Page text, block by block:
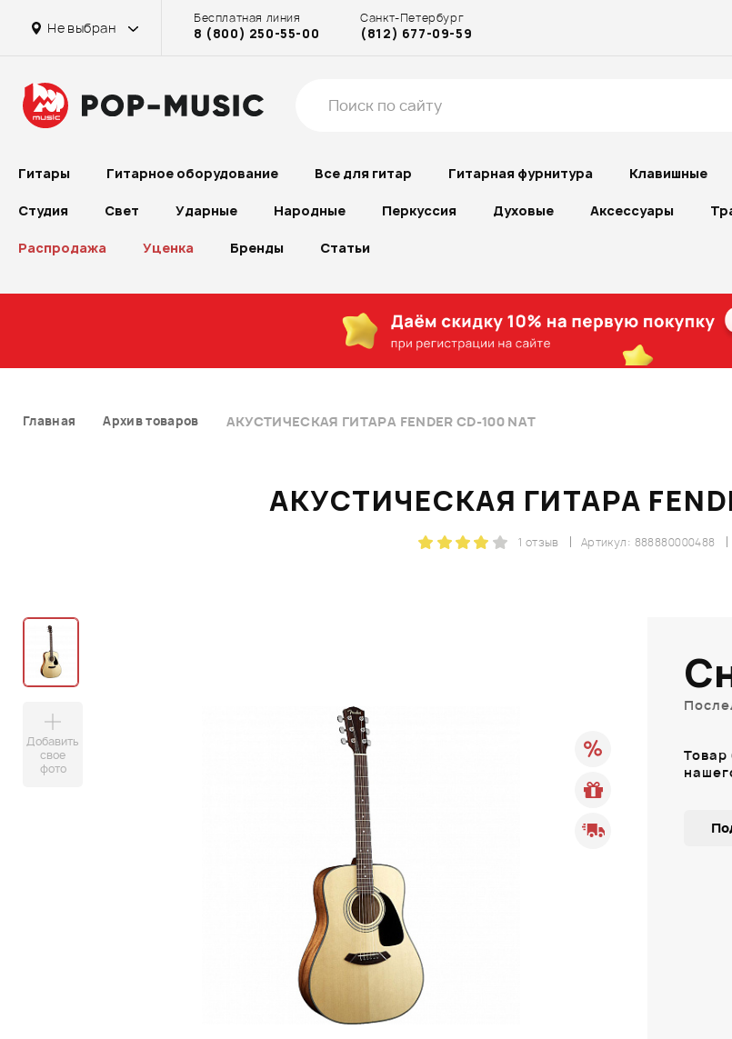
Не выбран
Бесплатная линия
8 (800) 250-55-00
Санкт-Петербург
(812) 677-09-59
Гитары Гитарное оборудование Все для гитар Гитарная фурнитура Клавишные
Студия Свет Ударные Народные Перкуссия Духовые Аксессуары
Распродажа Уценка Бренды Статьи
Главная Архив товаров АКУСТИЧЕСКАЯ ГИТАРА FENDER CD-100 NAT
АКУСТИЧЕСКАЯ ГИТАРА
Артикул: 888880000488
1 отзыв
Добавить
свое
фото
Товар